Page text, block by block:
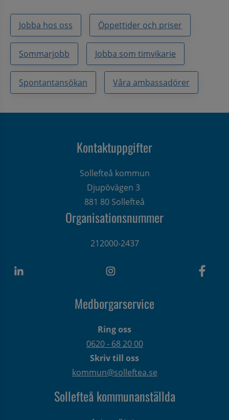
Jobba hos oss Öppettider och priser
Sommarjobb Jobba som timvikarie
Spontantansökan Våra ambassadörer
Kontaktuppgifter
Sollefteå kommun
Djupövägen 3
881 80 Sollefteå
Organisationsnummer
212000-2437
Medborgarservice
Ring oss
0620 - 68 20 00
Skriv till oss
kommun@solleftea.se
Sollefteå kommunanställda